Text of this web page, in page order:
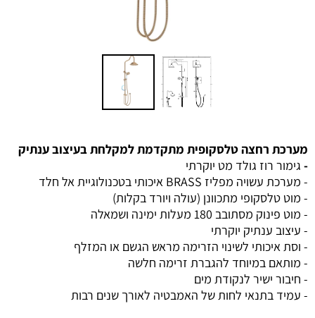
מערכת רחצה טלסקופית מתקדמת למקלחת בעיצוב ענתיק
- גימור רוז גולד מט יוקרתי
- מערכת עשויה מפליז BRASS איכותי בטכנולוגיית אל חלד
- מוט טלסקופי מתכוונן (עולה ויורד בקלות)
- מוט פינוק מסתובב 180 מעלות ימינה ושמאלה
- עיצוב ענתיק יוקרתי
- וסת איכותי לשינוי הזרימה מראש הגשם או המזלף
- מותאם במיוחד להגברת זרימה חלשה
- חיבור ישיר לנקודת מים
- עמיד בתנאי לחות של האמבטיה לאורך שנים רבות